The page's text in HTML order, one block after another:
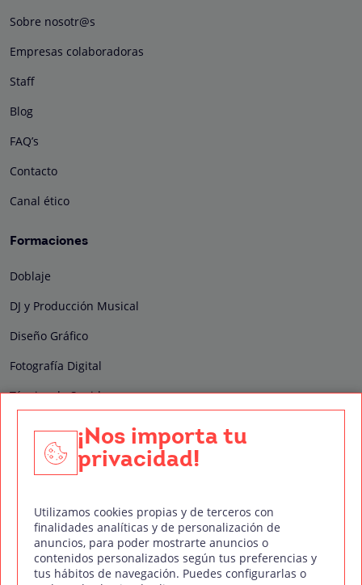
Sobre nosotr@s
Empresas colaboradoras
Staff
Blog
FAQ’s
Contacto
Canal ético
Formaciones
Doblaje
DJ y Producción Musical
Diseño Gráfico
Fotografía Digital
Técnico de Sonido
Edición y Postproducción de Vídeo
Nuestros sellos de calidad
Síguenos en Redes Sociales
¡Nos importa tu
privacidad!
Utilizamos cookies propias y de terceros con
finalidades analíticas y de personalización de
anuncios, para poder mostrarte anuncios o
contenidos personalizados según tus preferencias y
tus hábitos de navegación. Puedes configurarlas o